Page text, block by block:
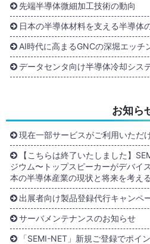
先端半導体微細加工技術の動向
日本の半導体材料を支える半導体
AI時代に高まるGNCの深堀エッチ
データセンタ向け半導体冷却シス
お知ら
現在一部サービスがご利用いただ
【こちらは終了いたしました】
ジウム〜トップスピーカーがデバイ
本の半導体産業の現状と将来を考え
出展者向け製品登録代行キャンペ
サーバメンテナンスのお知らせ
「SEMI-NET」新規ご登録でポイ